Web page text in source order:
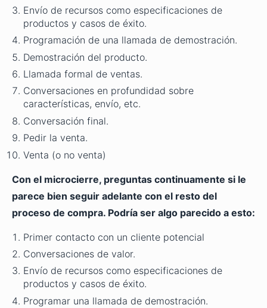
Envío de recursos como especificaciones de
productos y casos de éxito.
Programación de una llamada de demostración.
Demostración del producto.
Llamada formal de ventas.
Conversaciones en profundidad sobre
características, envío, etc.
Conversación final.
Pedir la venta.
Venta (o no venta)
Con el microcierre, preguntas continuamente si le
parece bien seguir adelante con el resto del
proceso de compra. Podría ser algo parecido a esto:
Primer contacto con un cliente potencial
Conversaciones de valor.
Envío de recursos como especificaciones de
productos y casos de éxito.
Programar una llamada de demostración.